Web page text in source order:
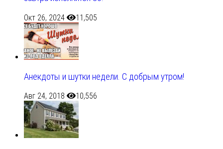
Окт 26, 2024 11,505
Анекдоты и шутки недели. С добрым утром!
Авг 24, 2018 10,556